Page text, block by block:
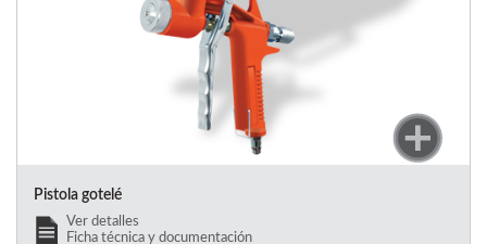
Pistola gotelé
Ver detalles
Ficha técnica y documentación